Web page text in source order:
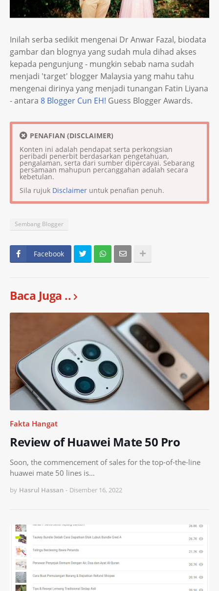
Inilah serba sedikit mengenai Dr Anwar Fazal, biodata
gambar dan blognya yang sudah mula dihad akses
kepada pengunjung - mungkin sebab nama sudah
menjadi 'target' blogger Malaysia yang mahu tahu
mengenai dirinya yang menjadi tunangan Fatin Liyana
- antara 8 Blogger Cun EH! Guess Blogger Awards.
PENAFIAN (DISCLAIMER)
Konten ini adalah pendapat serta perkongsian
peribadi penerbit berdasarkan pengetahuan,
pengalaman, serta dari sumber dipercayai. Sebarang
persamaan mahupun percanggahan adalah secara
kebetulan.
Sila rujuk Disclaimer untuk penafian penuh.
Sembang Blogger
Facebook
Baca Juga ..
Fakta Hangat
Review of Huawei Mate 50 Pro
Soon, the commencement of sales for the top-of-the-line
huawei mate 50 lines is…
by Hasrul Hassan - Disember 16, 2022